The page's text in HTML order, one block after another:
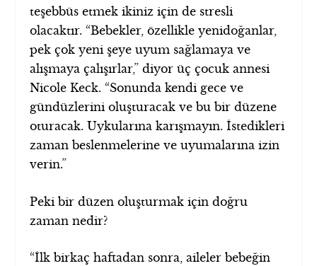
teşebbüs etmek ikiniz için de stresli
olacaktır. “Bebekler, özellikle yenidoğanlar,
pek çok yeni şeye uyum sağlamaya ve
alışmaya çalışırlar,” diyor üç çocuk annesi
Nicole Keck. “Sonunda kendi gece ve
gündüzlerini oluşturacak ve bu bir düzene
oturacak. Uykularına karışmayın. İstedikleri
zaman beslenmelerine ve uyumalarına izin
verin.”
Peki bir düzen oluşturmak için doğru
zaman nedir?
“İlk birkaç haftadan sonra, aileler bebeğin